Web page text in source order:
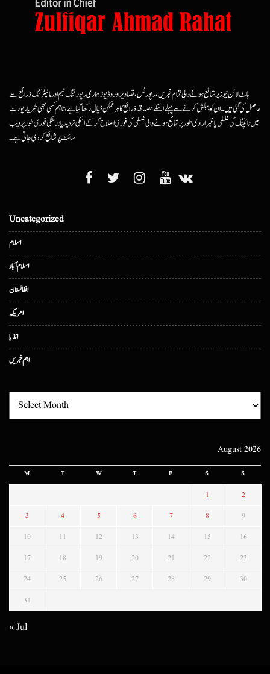
ہاٹ لائن نیوز پر شائع ہونے والی تمام خبریں، رپورٹس، تصاویر اور وڈیوز ہماری رپورٹنگ ٹیم اور مانیٹرنگ ذرائع سے
حاصل کی گئی ہیں۔ ان کو پبلش کرنے سے پہلے اسکے مصدقہ ذرائع کا ہرممکن خیال رکھا گیا ہے، تاہم کسی بھی خبر یا رپورٹ
میں ٹائپنگ کی غلطی یا غیرارادی طور پر شائع ہونے والی غلطی کی فوری اصلاح کرکے اسکی تردید یا درستگی فوری طور پر ویب
سائٹ پر شائع کردی جاتی ہے۔
Uncategorized
اسلام
اسلام آباد
افغانستان
امریکہ
انڈیا
اہم خبریں
August 2026
M T W T F S S
1 2
3 4 5 6 7 8 9
10 11 12 13 14 15 16
17 18 19 20 21 22 23
24 25 26 27 28 29 30
31
« Jul